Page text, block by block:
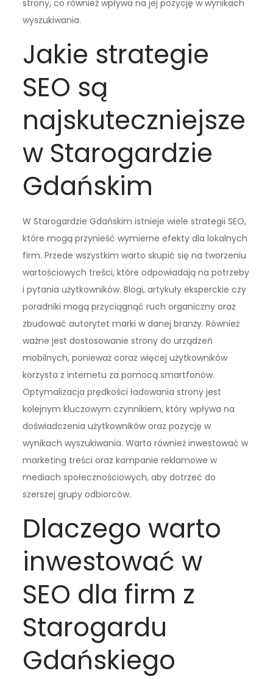
strony, co również wpływa na jej pozycję w wynikach
wyszukiwania.
Jakie strategie
SEO są
najskuteczniejsze
w Starogardzie
Gdańskim
W Starogardzie Gdańskim istnieje wiele strategii SEO,
które mogą przynieść wymierne efekty dla lokalnych
firm. Przede wszystkim warto skupić się na tworzeniu
wartościowych treści, które odpowiadają na potrzeby
i pytania użytkowników. Blogi, artykuły eksperckie czy
poradniki mogą przyciągnąć ruch organiczny oraz
zbudować autorytet marki w danej branży. Również
ważne jest dostosowanie strony do urządzeń
mobilnych, ponieważ coraz więcej użytkowników
korzysta z internetu za pomocą smartfonów.
Optymalizacja prędkości ładowania strony jest
kolejnym kluczowym czynnikiem, który wpływa na
doświadczenia użytkowników oraz pozycję w
wynikach wyszukiwania. Warto również inwestować w
marketing treści oraz kampanie reklamowe w
mediach społecznościowych, aby dotrzeć do
szerszej grupy odbiorców.
Dlaczego warto
inwestować w
SEO dla firm z
Starogardu
Gdańskiego